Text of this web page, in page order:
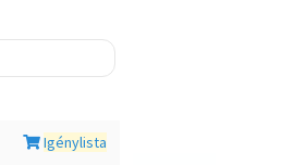
Igénylista